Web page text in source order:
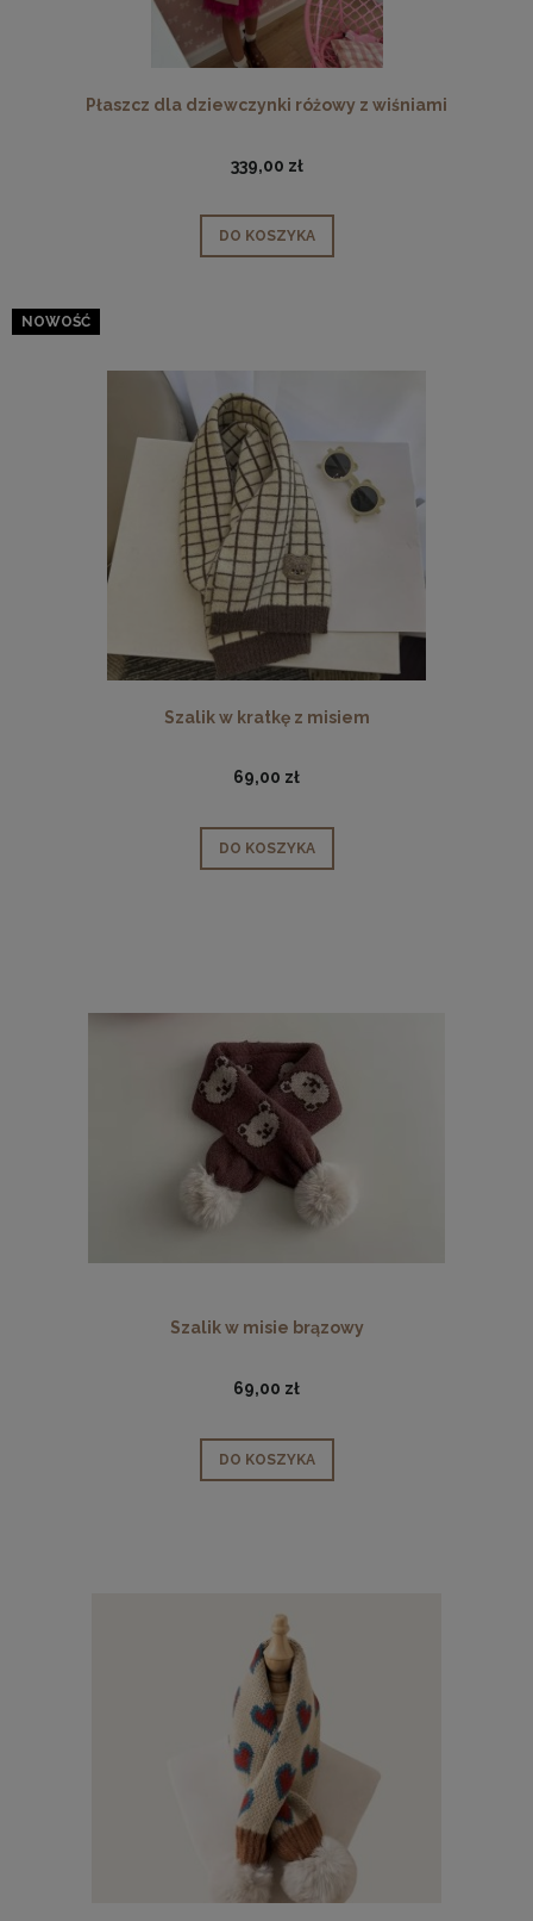
Płaszcz dla dziewczynki różowy z wiśniami
339,00 zł
DO KOSZYKA
Szalik w kratkę z misiem
69,00 zł
DO KOSZYKA
NOWOŚĆ
Szalik w misie brązowy
69,00 zł
DO KOSZYKA